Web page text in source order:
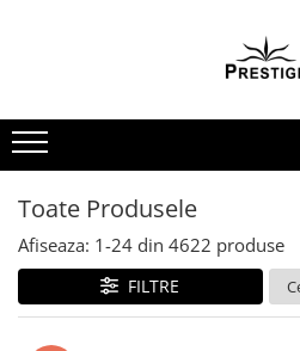
Noutati
Promotii
Spiritualitate - Ezoterism
AngelConnection
Arte Divinatorii
Toate Produsele
Afiseaza: 1-24 din 4622 produse
FILTRE